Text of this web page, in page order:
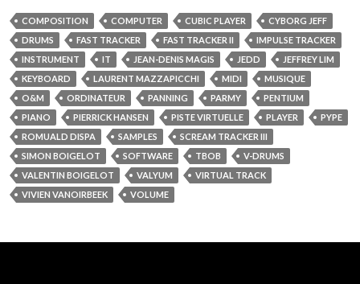
COMPOSITION COMPUTER CUBIC PLAYER
CYBORG JEFF
DRUMS
FAST TRACKER FAST TRACKER II
IMPULSE TRACKER
INSTRUMENT
IT JEAN-DENIS MAGIS JEDD
JEFFREY LIM
KEYBOARD
LAURENT MAZZAPICCHI MIDI
MUSIQUE
O&M
ORDINATEUR PANNING PARMY
PENTIUM
PIANO
PIERRICK HANSEN PISTE VIRTUELLE PLAYER
PYPE
ROMUALD DISPA
SAMPLES
SCREAM TRACKER III
SIMON BOIGELOT
SOFTWARE TBOB
V-DRUMS
VALENTIN BOIGELOT
VALYUM
VIRTUAL TRACK
VIVIEN VANOIRBEEK
VOLUME